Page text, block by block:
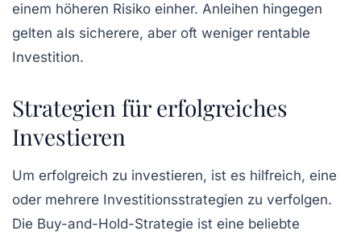
einem höheren Risiko einher. Anleihen hingegen
gelten als sicherere, aber oft weniger rentable
Investition.
Strategien für erfolgreiches
Investieren
Um erfolgreich zu investieren, ist es hilfreich, eine
oder mehrere Investitionsstrategien zu verfolgen.
Die Buy-and-Hold-Strategie ist eine beliebte